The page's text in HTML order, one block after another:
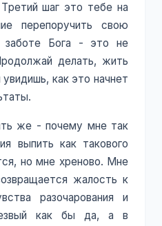
шаг это тебе на
перепоручить свою
Бога - это не
делать, жить
как это начнет
же - почему мне так
выпить как такового
но мне хреново. Мне
жалость к
разочарования и
как бы да, а в